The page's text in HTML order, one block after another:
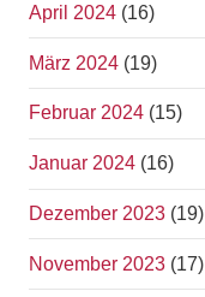
April 2024 (16)
März 2024 (19)
Februar 2024 (15)
Januar 2024 (16)
Dezember 2023 (19)
November 2023 (17)